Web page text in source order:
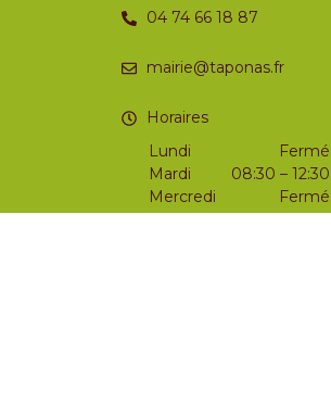
04 74 66 18 87
mairie@taponas.fr
Horaires
Lundi
Mardi
Mercredi
Jeudi
Fermé
08:30 – 12:30
Fermé
15:00 – 17:00